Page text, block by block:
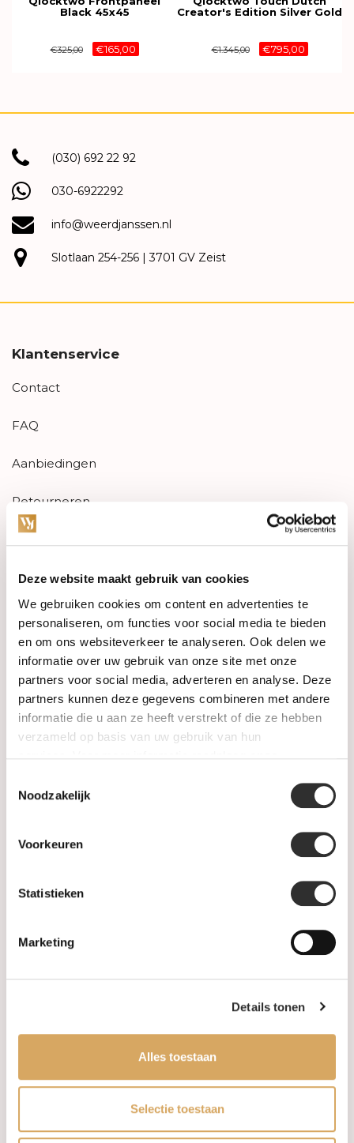
Deze website maakt gebruik van cookies
We gebruiken cookies om content en advertenties te
personaliseren, om functies voor social media te bieden
en om ons websiteverkeer te analyseren. Ook delen we
informatie over uw gebruik van onze site met onze
partners voor social media, adverteren en analyse. Deze
partners kunnen deze gegevens combineren met andere
informatie die u aan ze heeft verstrekt of die ze hebben
verzameld op basis van uw gebruik van hun
Noodzakelijk
Voorkeuren
Statistieken
Marketing
Details tonen
Alles toestaan
Selectie toestaan
Black 45x45
€325,00 €165,00
Creator's Edition Silver Gold
€1.345,00 €795,00
(030) 692 22 92
030-6922292
info@weerdjanssen.nl
Slotlaan 254-256 | 3701 GV Zeist
Klantenservice
Contact
FAQ
Aanbiedingen
Retourneren
Betaalmethodes
Sitemap
Categorieën
Horloges
Juwelen
Luxe Accessoires
Informatie
FAQ